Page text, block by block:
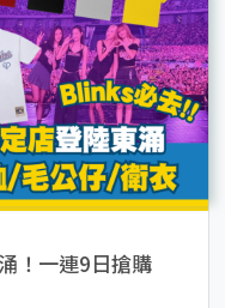
！一連9日搶購